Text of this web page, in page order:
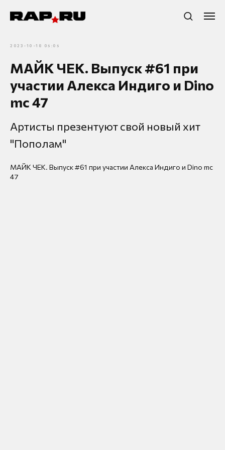
2023-10-18 05:05
МАЙК ЧЕК. Выпуск #61 при
участии Алекса Индиго и Dino
mc 47
Артисты презентуют свой новый хит
"Пополам"
МАЙК ЧЕК. Выпуск #61 при участии Алекса Индиго и Dino mc
47